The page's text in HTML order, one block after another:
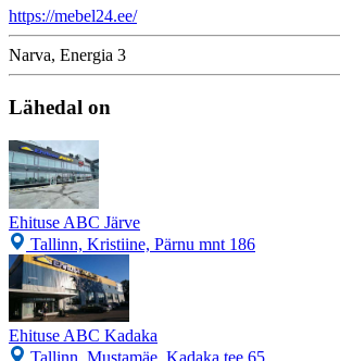
https://mebel24.ee/
Narva, Energia 3
Lähedal on
Ehituse ABC Järve
Tallinn, Kristiine, Pärnu mnt 186
Ehituse ABC Kadaka